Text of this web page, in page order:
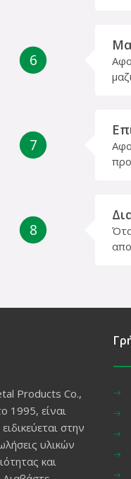
6
7
8
Products Co.,
1995, είναι
στην
υλικών
και